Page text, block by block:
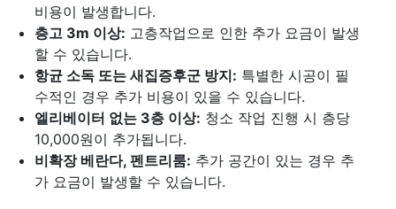
비용이 발생합니다.
층고 3m 이상: 고층작업으로 인한 추가 요금이 발생
할 수 있습니다.
항균 소독 또는 새집증후군 방지: 특별한 시공이 필
수적인 경우 추가 비용이 있을 수 있습니다.
엘리베이터 없는 3층 이상: 청소 작업 진행 시 층당
10,000원이 추가됩니다.
비확장 베란다, 펜트리룸: 추가 공간이 있는 경우 추
가 요금이 발생할 수 있습니다.